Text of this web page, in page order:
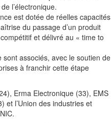
l’électronique.
est dotée de réelles capacités
du passage d’un produit
et délivré au « time to
associés, avec le soutien de
à franchir cette étape
Erma Electronique (33), EMS
et l’Union des industries et